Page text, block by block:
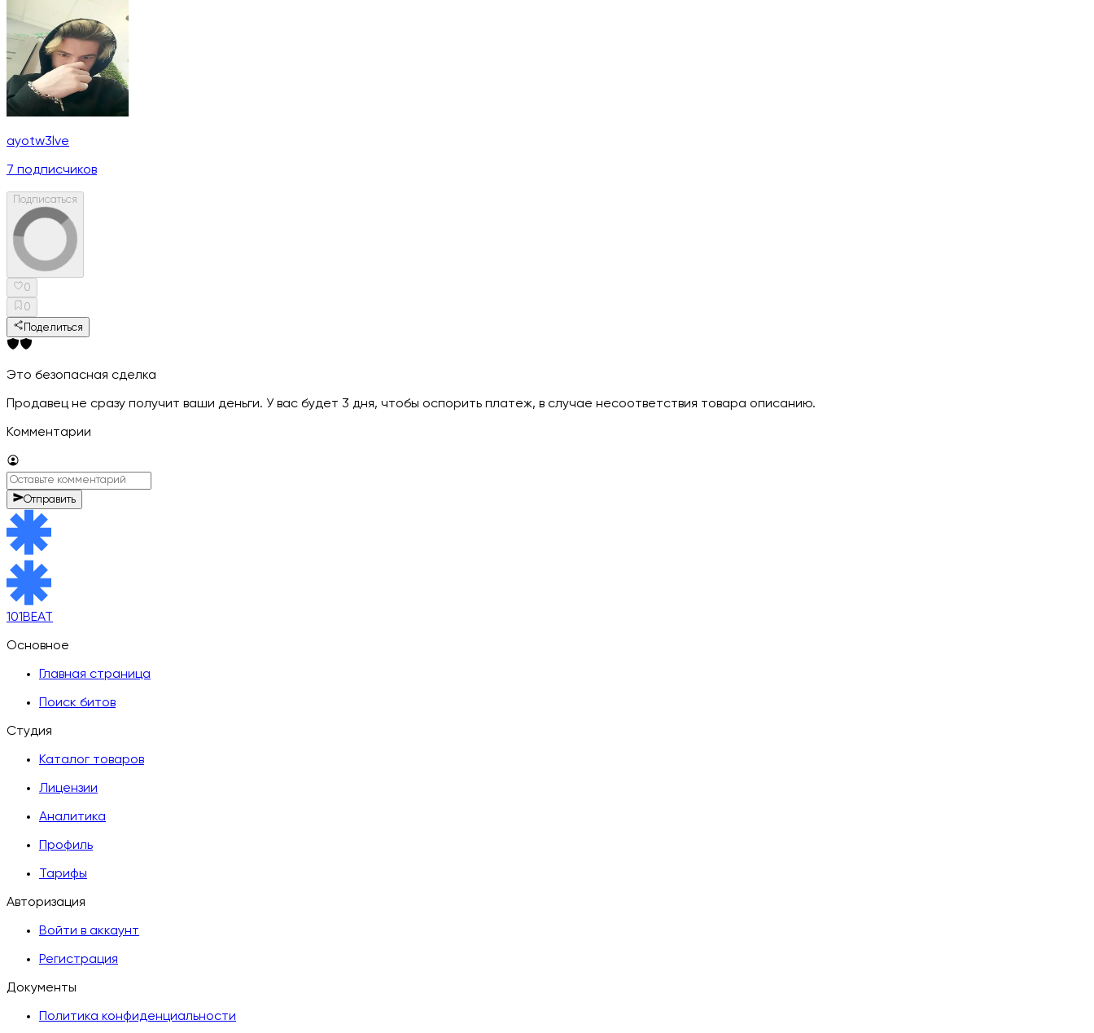
ayotw3lve
7 подписчиков
Подписаться
0
0
Поделиться
Это безопасная сделка
Продавец не сразу получит ваши деньги. У вас будет 3 дня, чтобы оспорить платеж, в случае несоответствия товара описанию.
Комментарии
Отправить
101BEAT
Основное
Главная страница
Поиск битов
Студия
Каталог товаров
Лицензии
Аналитика
Профиль
Тарифы
Авторизация
Войти в аккаунт
Регистрация
Документы
Политика конфиденциальности